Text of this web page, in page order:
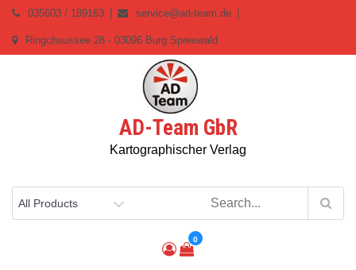
Skip
content
035603 / 189163 service@ad-team.de
Ringchaussee 28 - 03096 Burg Spreewald
AD-Team GbR
Kartographischer Verlag
0